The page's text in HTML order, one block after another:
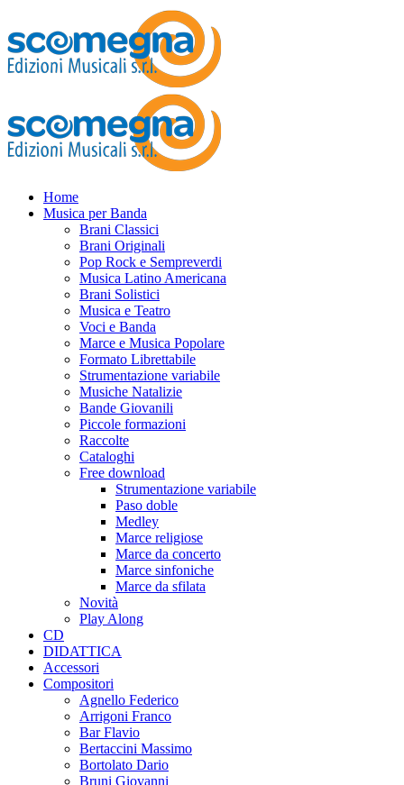
Home
Musica per Banda
Brani Classici
Brani Originali
Pop Rock e Sempreverdi
Musica Latino Americana
Brani Solistici
Musica e Teatro
Voci e Banda
Marce e Musica Popolare
Formato Librettabile
Strumentazione variabile
Musiche Natalizie
Bande Giovanili
Piccole formazioni
Raccolte
Cataloghi
Free download
Strumentazione variabile
Paso doble
Medley
Marce religiose
Marce da concerto
Marce sinfoniche
Marce da sfilata
Novità
Play Along
CD
DIDATTICA
Accessori
Compositori
Agnello Federico
Arrigoni Franco
Bar Flavio
Bertaccini Massimo
Bortolato Dario
Bruni Giovanni